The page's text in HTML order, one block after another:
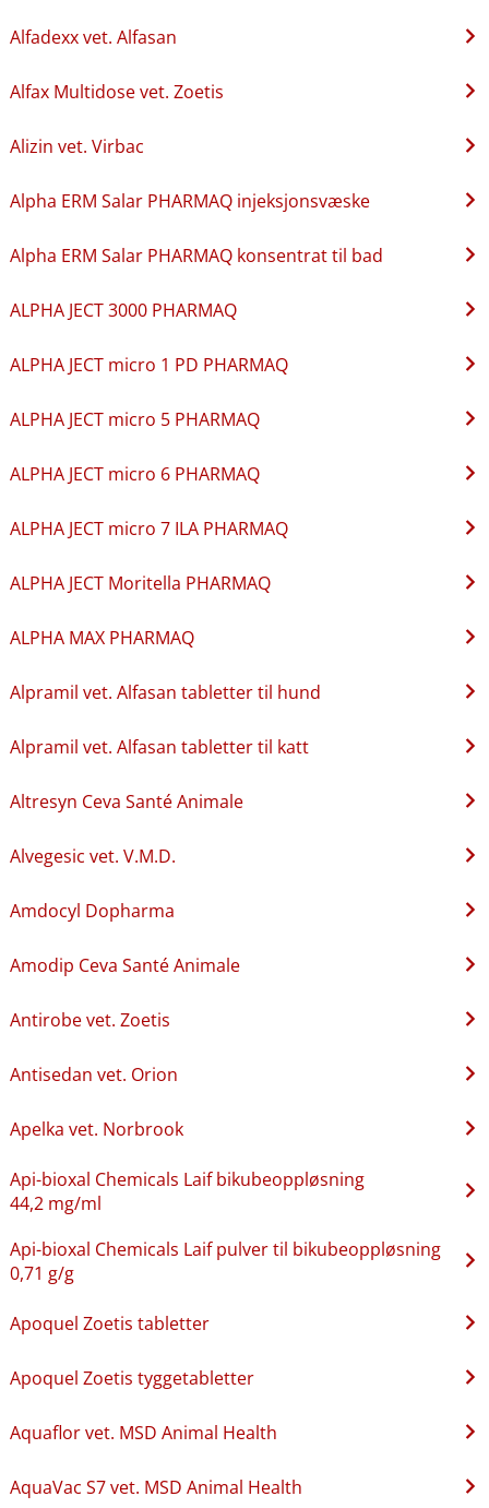
Alfadexx vet. Alfasan
Alfax Multidose vet. Zoetis
Alizin vet. Virbac
Alpha ERM Salar PHARMAQ injeksjonsvæske
Alpha ERM Salar PHARMAQ konsentrat til bad
ALPHA JECT 3000 PHARMAQ
ALPHA JECT micro 1 PD PHARMAQ
ALPHA JECT micro 5 PHARMAQ
ALPHA JECT micro 6 PHARMAQ
ALPHA JECT micro 7 ILA PHARMAQ
ALPHA JECT Moritella PHARMAQ
ALPHA MAX PHARMAQ
Alpramil vet. Alfasan tabletter til hund
Alpramil vet. Alfasan tabletter til katt
Altresyn Ceva Santé Animale
Alvegesic vet. V.M.D.
Amdocyl Dopharma
Amodip Ceva Santé Animale
Antirobe vet. Zoetis
Antisedan vet. Orion
Apelka vet. Norbrook
Api-bioxal Chemicals Laif bikubeoppløsning
44,2 mg/ml
Api-bioxal Chemicals Laif pulver til bikubeoppløsning
0,71 g/g
Apoquel Zoetis tabletter
Apoquel Zoetis tyggetabletter
Aquaflor vet. MSD Animal Health
AquaVac S7 vet. MSD Animal Health